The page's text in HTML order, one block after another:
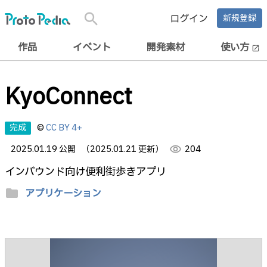
search ログイン 新規登録
作品 イベント 開発素材 使い方 open_in_new
KyoConnect
完成 ©CC BY 4+
2025.01.19 公開
（2025.01.21 更新） visibility 204
インバウンド向け便利街歩きアプリ
folder アプリケーション